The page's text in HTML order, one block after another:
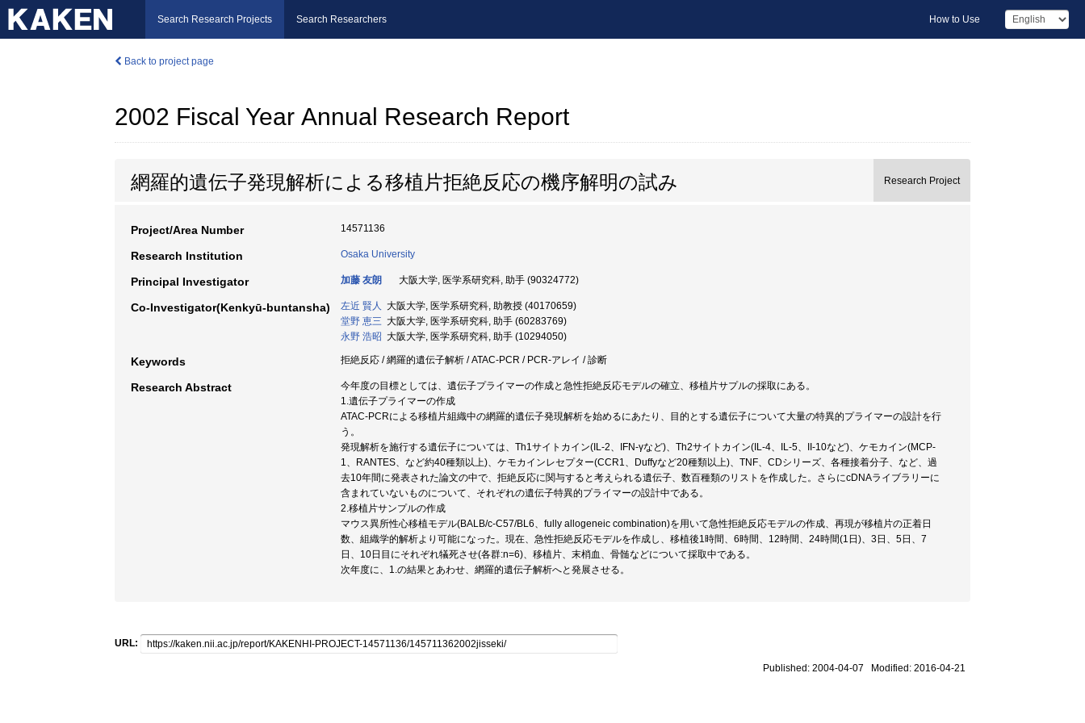
Search Research Projects Search Researchers How to Use
Back to project page
2002 Fiscal Year Annual Research Report
網羅的遺伝子発現解析による移植片拒絶反応の機序解明の試み Research Project
Project/Area Number 14571136
Research Institution Osaka University
Principal Investigator 加藤 友朗 大阪大学, 医学系研究科, 助手 (90324772)
Co-Investigator(Kenkyū-buntansha) 左近 賢人 大阪大学, 医学系研究科, 助教授 (40170659)
堂野 恵三 大阪大学, 医学系研究科, 助手 (60283769)
永野 浩昭 大阪大学, 医学系研究科, 助手 (10294050)
Keywords 拒絶反応 / 網羅的遺伝子解析 / ATAC-PCR / PCR-アレイ / 診断
Research Abstract
今年度の目標としては、遺伝子プライマーの作成と急性拒絶反応モデルの確立、移植片サプルの採取にある。
1.遺伝子プライマーの作成
ATAC-PCRによる移植片組織中の網羅的遺伝子発現解析を始めるにあたり、目的とする遺伝子について大量の特異的プライマーの設計を行
う。
発現解析を施行する遺伝子については、Th1サイトカイン(IL-2、IFN-γなど)、Th2サイトカイン(IL-4、IL-5、II-10など)、ケモカイン(MCP-
1、RANTES、など約40種類以上)、ケモカインレセプター(CCR1、Duffyなど20種類以上)、TNF、CDシリーズ、各種接着分子、など、過
去10年間に発表された論文の中で、拒絶反応に関与すると考えられる遺伝子、数百種類のリストを作成した。さらにcDNAライブラリーに
含まれていないものについて、それぞれの遺伝子特異的プライマーの設計中である。
2.移植片サンプルの作成
マウス異所性心移植モデル(BALB/c-C57/BL6、fully allogeneic combination)を用いて急性拒絶反応モデルの作成、再現が移植片の正着日
数、組織学的解析より可能になった。現在、急性拒絶反応モデルを作成し、移植後1時間、6時間、12時間、24時間(1日)、3日、5日、7
日、10日目にそれぞれ犠死させ(各群:n=6)、移植片、末梢血、骨髄などについて採取中である。
次年度に、1.の結果とあわせ、網羅的遺伝子解析へと発展させる。
URL:
Published: 2004-04-07 Modified: 2016-04-21